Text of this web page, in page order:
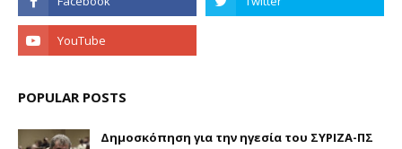
POPULAR POSTS
Δημοσκόπηση για την ηγεσία του ΣΥΡΙΖΑ-ΠΣ